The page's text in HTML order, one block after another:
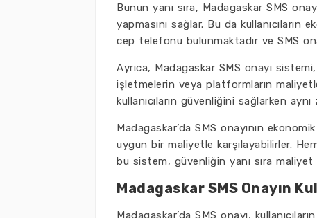
Bunun yanı sıra, Madagaskar SMS
yapmasını sağlar. Bu da kullanıcıların
cep telefonu bulunmaktadır ve SMS
Ayrıca, Madagaskar SMS onayı
işletmelerin veya platformların
kullanıcıların güvenliğini sağlarken
Madagaskar’da SMS onayının
uygun bir maliyetle karşılayabilirler.
bu sistem, güvenliğin yanı sıra
Madagaskar SMS Onayın
Madagaskar’da SMS onayı,